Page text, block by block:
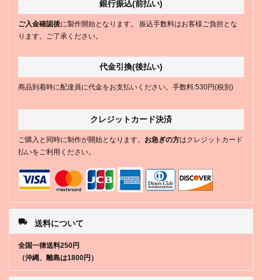
銀行振込(前払い)
ご入金確認後に製作開始となります。 振込手数料はお客様ご負担とな
ります。ご了承ください。
代金引換(後払い)
商品到着時に配達員に代金をお支払いください。手数料:530円(税別)
クレジットカード決済
ご購入と同時に制作が開始となります。 お急ぎの方はクレジットカード
払いをご利用ください。
local_shipping 送料について
全国一律送料250円
（沖縄、離島は1800円）